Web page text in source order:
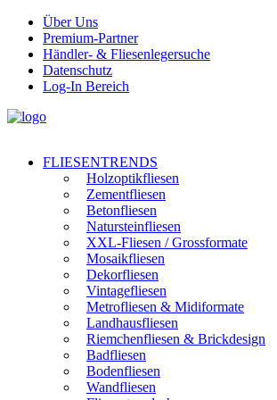
Über Uns
Premium-Partner
Händler- & Fliesenlegersuche
Datenschutz
Log-In Bereich
FLIESENTRENDS
Holzoptikfliesen
Zementfliesen
Betonfliesen
Natursteinfliesen
XXL-Fliesen / Grossformate
Mosaikfliesen
Dekorfliesen
Vintagefliesen
Metrofliesen & Midiformate
Landhausfliesen
Riemchenfliesen & Brickdesign
Badfliesen
Bodenfliesen
Wandfliesen